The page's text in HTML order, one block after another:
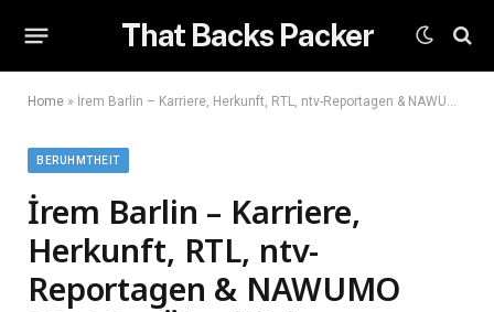
That Backs Packer
Home » İrem Barlin – Karriere, Herkunft, RTL, ntv-Reportagen & NAWUMO 2021 im Überblick
BERUHMTHEIT
İrem Barlin – Karriere,
Herkunft, RTL, ntv-
Reportagen & NAWUMO